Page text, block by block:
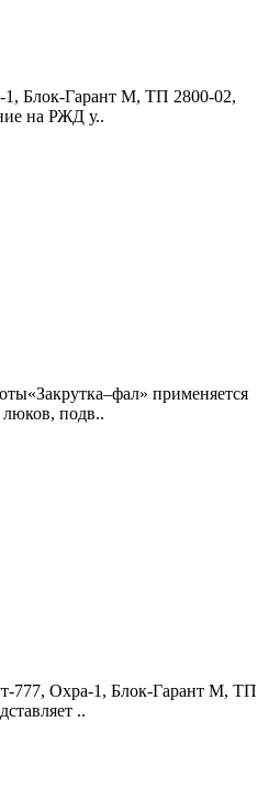
Блок-Гарант М, ТП 2800-02,
на РЖД у..
применяется
подв..
777, Охра-1, Блок-Гарант М, ТП
..